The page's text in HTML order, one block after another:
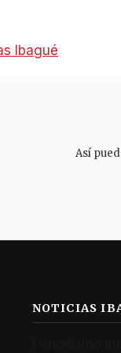
Ibagué
NOTICIAS